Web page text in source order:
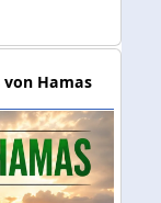
von Hamas